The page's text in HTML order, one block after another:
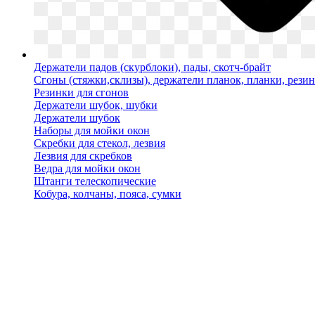
Держатели падов (скурблоки), пады, скотч-брайт
Сгоны (стяжки,склизы), держатели планок, планки,
Резинки для сгонов
Держатели шубок, шубки
Держатели шубок
Наборы для мойки окон
Скребки для стекол, лезвия
Лезвия для скребков
Ведра для мойки окон
Штанги телескопические
Кобура, колчаны, пояса, сумки